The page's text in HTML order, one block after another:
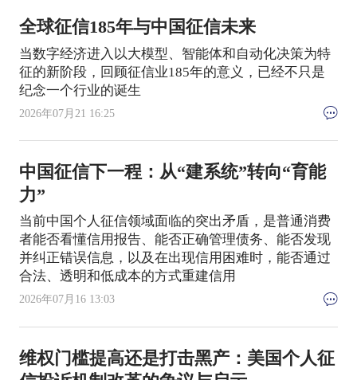
全球征信185年与中国征信未来
当数字经济进入以大模型、智能体和自动化决策为特
征的新阶段，回顾征信业185年的意义，已经不只是
纪念一个行业的诞生
2026年07月21 16:25
中国征信下一程：从“建系统”转向“育能
力”
当前中国个人征信领域面临的突出矛盾，是普通消费
者能否看懂信用报告、能否正确管理债务、能否发现
并纠正错误信息，以及在出现信用困难时，能否通过
合法、透明和低成本的方式重建信用
2026年07月16 13:03
维权门槛提高还是打击黑产：美国个人征